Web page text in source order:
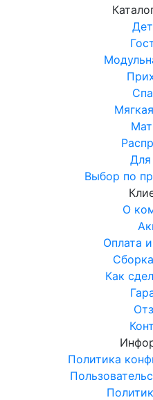
Для
Выбор по
О
Оплата
Как
Политика